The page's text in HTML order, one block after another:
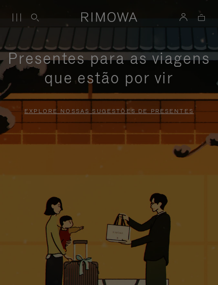
Presentes para as viagens
que estão por vir
EXPLORE NOSSAS SUGESTÕES DE PRESENTES